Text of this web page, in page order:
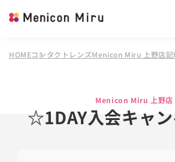
HOMEコンタクトレンズMenicon Miru 上野店
Menicon Miru 上野店
☆1DAY入会キャ